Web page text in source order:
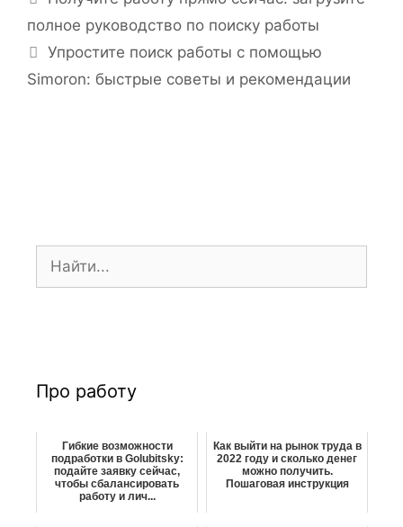
р
и
к
а
и
г
полное руководство по поиску работы
Упростите поиск работы с помощью
Simoron: быстрые советы и рекомендации
Про работу
Гибкие возможности
подработки в Golubitsky:
подайте заявку сейчас,
чтобы сбалансировать
работу и лич...
Как выйти на рынок труда в
2022 году и сколько денег
можно получить.
Пошаговая инструкция